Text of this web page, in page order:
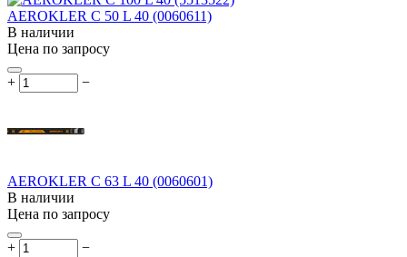
AEROKLER C 50 L 40 (0060611)
В наличии
Цена по запросу
+ −
AEROKLER C 63 L 40 (0060601)
В наличии
Цена по запросу
+
−